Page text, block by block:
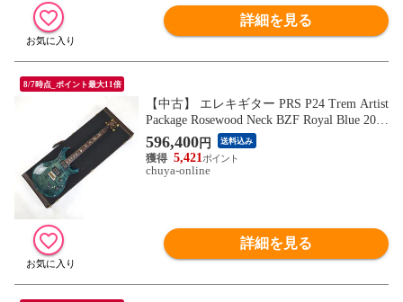
詳細を見る
8/7時点_ポイント最大11倍
【中古】 エレキギター PRS P24 Trem Artist
Package Rosewood Neck BZF Royal Blue 2014
年製 ポールリードスミス アーティストパ
ッケージ Paul Reed Smith ローズネック ハ
カランダ指板 Regular Neck
596,400円 送料込み
5,421
chuya-online
詳細を見る